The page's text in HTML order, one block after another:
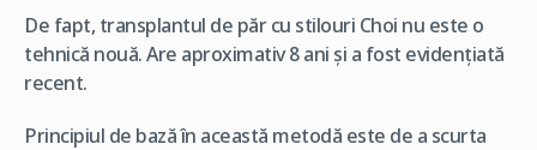
De fapt, transplantul de păr cu stilouri Choi nu este o
tehnică nouă. Are aproximativ 8 ani și a fost evidențiată
recent.
Principiul de bază în această metodă este de a scurta